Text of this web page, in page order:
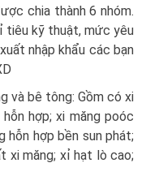
chia thành 6 nhóm.
tiêu kỹ thuật, mức yêu
nhập khẩu các bạn
và bê tông: Gồm có xi
hợp; xi măng poóc
hỗn hợp bền sun phát;
xi măng; xỉ hạt lò cao;